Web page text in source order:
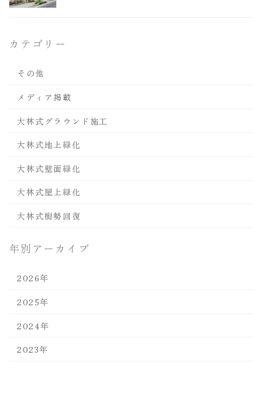
カテゴリー
その他
メディア掲載
大林式グラウンド施工
大林式地上緑化
大林式壁面緑化
大林式屋上緑化
大林式樹勢回復
年別アーカイブ
2026年
2025年
2024年
2023年